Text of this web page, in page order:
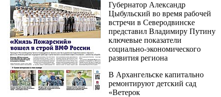
Губернатор Александр
Цыбульский во время рабочей
встречи в Северодвинске
представил Владимиру Путину
ключевые показатели
социально-экономического
развития региона
В Архангельске капитально
ремонтируют детский сад
«Ветерок